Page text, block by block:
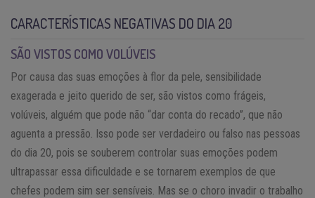
CARACTERÍSTICAS NEGATIVAS DO DIA 20
SÃO VISTOS COMO VOLÚVEIS
Por causa das suas emoções à flor da pele, sensibilidade
exagerada e jeito querido de ser, são vistos como frágeis,
volúveis, alguém que pode não “dar conta do recado”, que não
aguenta a pressão. Isso pode ser verdadeiro ou falso nas pessoas
do dia 20, pois se souberem controlar suas emoções podem
ultrapassar essa dificuldade e se tornarem exemplos de que
chefes podem sim ser sensíveis. Mas se o choro invadir o trabalho